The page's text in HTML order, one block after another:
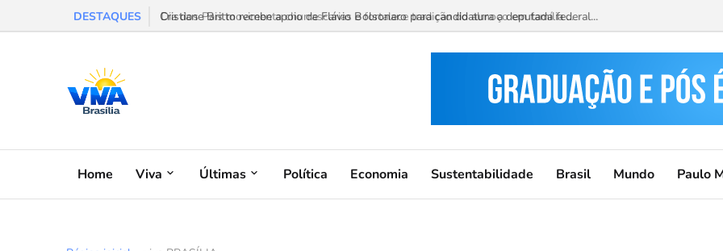
DESTAQUES Dia dos Pais movimenta churrascarias e fortalece tradição do almoço em família ...
Home Viva Últimas Política Economia Sustentabilidade Brasil Mundo Paulo